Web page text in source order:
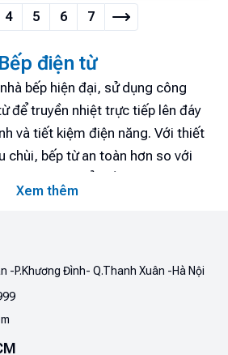
4 5 6 7
Bếp điện từ
bếp hiện đại, sử dụng công
để truyền nhiệt trực tiếp lên đáy
và tiết kiệm điện năng. Với thiết
chùi, bếp từ an toàn hơn so với
hẹn giờ, khóa trẻ em, và bảng
hiểu thêm về những ưu điểm và
dòng sản phẩm này, hãy cùng
phá chi tiết hơn nhé!
của bếp từ
Xem thêm
-P.Khương Đình- Q.Thanh Xuân -Hà Nội